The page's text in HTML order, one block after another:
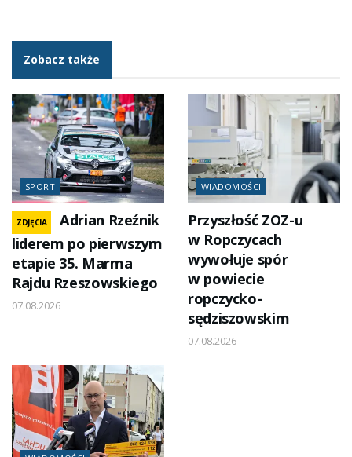
Zobacz także
SPORT
ZDJĘCIA
Adrian Rzeźnik
liderem po pierwszym
etapie 35. Marma
Rajdu Rzeszowskiego
07.08.2026
WIADOMOŚCI
Przyszłość ZOZ-u
w Ropczycach
wywołuje spór
w powiecie
ropczycko-
sędziszowskim
07.08.2026